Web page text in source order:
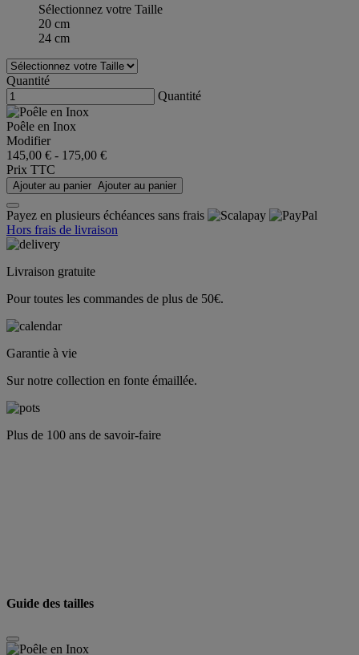
Sélectionnez votre Taille
20 cm
24 cm
Quantité
Quantité
Poêle en Inox
Modifier
145,00 € - 175,00 €
Prix TTC
Ajouter au panier Ajouter au panier
Payez en plusieurs échéances sans frais
Hors frais de livraison
Livraison gratuite
Pour toutes les commandes de plus de 50€.
Garantie à vie
Sur notre collection en fonte émaillée.
Plus de 100 ans de savoir-faire
Guide des tailles